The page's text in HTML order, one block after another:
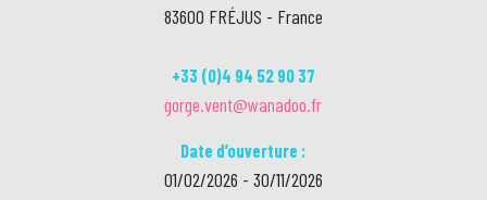
83600 FRÉJUS - France
+33 (0)4 94 52 90 37
gorge.vent@wanadoo.fr
Date d’ouverture :
01/02/2026 - 30/11/2026